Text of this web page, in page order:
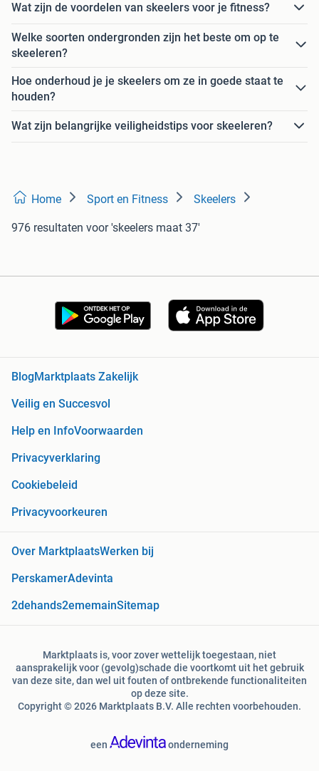
Wat zijn de voordelen van skeelers voor je fitness?
Welke soorten ondergronden zijn het beste om op te
skeeleren?
Hoe onderhoud je je skeelers om ze in goede staat te
houden?
Wat zijn belangrijke veiligheidstips voor skeeleren?
Home Sport en Fitness Skeelers
976 resultaten voor 'skeelers maat 37'
BlogMarktplaats Zakelijk
Veilig en Succesvol
Help en InfoVoorwaarden
Privacyverklaring
Cookiebeleid
Privacyvoorkeuren
Over MarktplaatsWerken bij
PerskamerAdevinta
2dehands2ememainSitemap
Marktplaats is, voor zover wettelijk toegestaan, niet
aansprakelijk voor (gevolg)schade die voortkomt uit het gebruik
van deze site, dan wel uit fouten of ontbrekende functionaliteiten
op deze site.
Copyright © 2026 Marktplaats B.V. Alle rechten voorbehouden.
een onderneming